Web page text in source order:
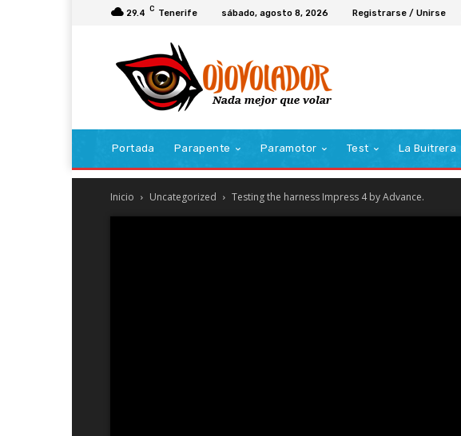
29.4 C Tenerife sábado, agosto 8, 2026 Registrarse / Unirse
Portada Parapente Paramotor Test La Buitrera
Inicio Uncategorized Testing the harness Impress 4 by Advance.